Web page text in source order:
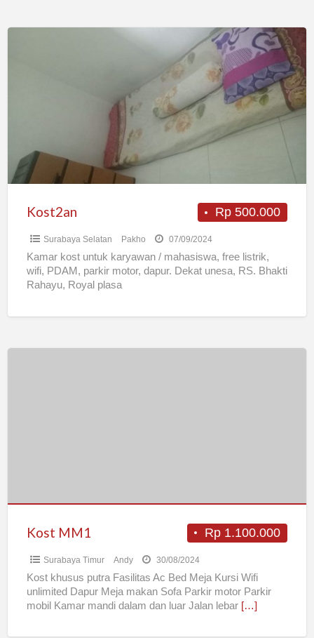
Rp 500.000
Kost2an
Surabaya Selatan Pakho 07/09/2024
Kamar kost untuk karyawan / mahasiswa, free listrik,
wifi, PDAM, parkir motor, dapur. Dekat unesa, RS. Bhakti
Rahayu, Royal plasa
Rp 1.100.000
Kost MM1
Surabaya Timur Andy 30/08/2024
Kost khusus putra Fasilitas Ac Bed Meja Kursi Wifi
unlimited Dapur Meja makan Sofa Parkir motor Parkir
mobil Kamar mandi dalam dan luar Jalan lebar […]